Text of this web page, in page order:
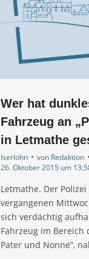
Wer hat
Fahrzeug an
in Letmathe
Iserlohn von Redaktion
26. Oktober 2015 um
Letmathe. Der
vergangenen
sich verdächtig
Fahrzeug im Bereich
Pater und Nonne“,